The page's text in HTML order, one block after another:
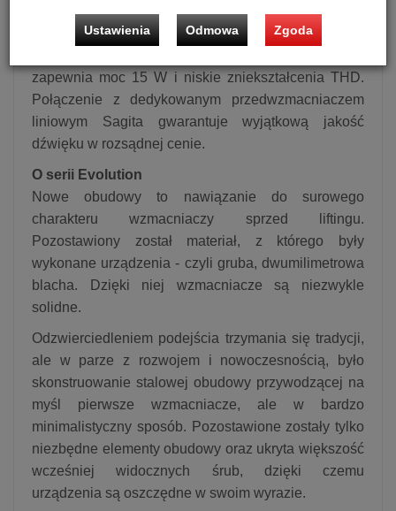
przypadku awarii lampy mocy. Dzięki architekturze
równoległego układu PSE Single Ended i specjalnie
zapewnia moc 15 W i niskie zniekształcenia THD.
Połączenie z dedykowanym przedwzmacniaczem
liniowym Sagita gwarantuje wyjątkową jakość
dźwięku w rozsądnej cenie.
O serii Evolution
Nowe obudowy to nawiązanie do surowego
charakteru wzmacniaczy sprzed liftingu.
Pozostawiony został materiał, z którego były
wykonane urządzenia - czyli gruba, dwumilimetrowa
blacha. Dzięki niej wzmacniacze są niezwykle
solidne.
Odzwierciedleniem podejścia trzymania się tradycji,
ale w parze z rozwojem i nowoczesnością, było
skonstruowanie stalowej obudowy przywodzącej na
myśl pierwsze wzmacniacze, ale w bardzo
minimalistyczny sposób. Pozostawione zostały tylko
niezbędne elementy obudowy oraz ukryta większość
wcześniej widocznych śrub, dzięki czemu
urządzenia są oszczędne w swoim wyrazie.
Ustawienia Odmowa Zgoda